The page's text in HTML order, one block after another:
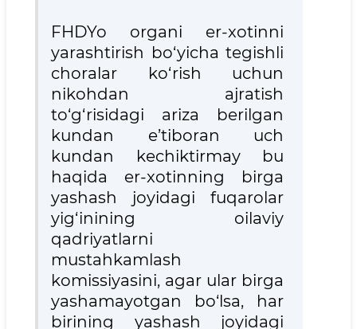
FHDYo organi er-xotinni
yarashtirish bo‘yicha tegishli
choralar ko‘rish uchun
nikohdan ajratish
to‘g‘risidagi ariza berilgan
kundan e’tiboran uch
kundan kechiktirmay bu
haqida er-xotinning birga
yashash joyidagi fuqarolar
yig‘inining oilaviy
qadriyatlarni
mustahkamlash
komissiyasini, agar ular birga
yashamayotgan bo‘lsa, har
birining yashash joyidagi